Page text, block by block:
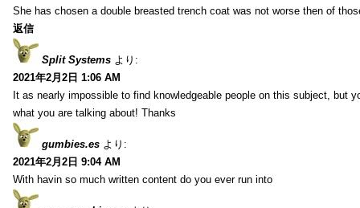
She has chosen a double breasted trench coat was not worse then of
返信
Split Systems より:
2021年2月2日 1:06 AM
It as nearly impossible to find knowledgeable people on this subject, but
what you are talking about! Thanks
gumbies.es より:
2021年2月2日 9:04 AM
With havin so much written content do you ever run into